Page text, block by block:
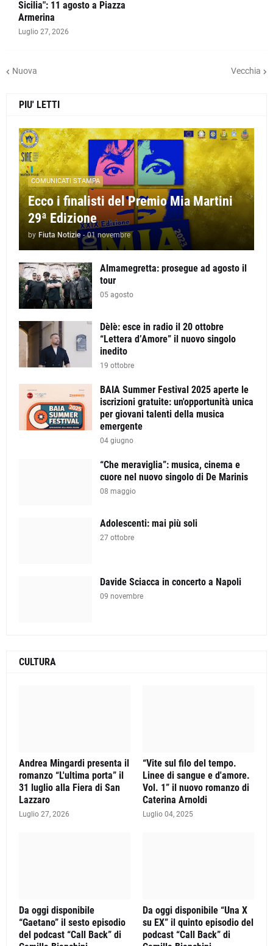
Sicilia": 11 agosto a Piazza
Armerina
Luglio 27, 2026
Nuova Vecchia
PIU' LETTI
COMUNICATI STAMPA
Ecco i finalisti del Premio Mia Martini
29ª Edizione
by Fiuta Notizie - 01 novembre
Almamegretta: prosegue ad agosto il
tour
05 agosto
Dèlè: esce in radio il 20 ottobre
“Lettera d’Amore” il nuovo singolo
inedito
19 ottobre
BAIA Summer Festival 2025 aperte le
iscrizioni gratuite: un'opportunità unica
per giovani talenti della musica
emergente
04 giugno
“Che meraviglia”: musica, cinema e
cuore nel nuovo singolo di De Marinis
08 maggio
Adolescenti: mai più soli
27 ottobre
Davide Sciacca in concerto a Napoli
09 novembre
CULTURA
Andrea Mingardi presenta il
romanzo “L'ultima porta” il
31 luglio alla Fiera di San
Lazzaro
Luglio 27, 2026
“Vite sul filo del tempo.
Linee di sangue e d'amore.
Vol. 1” il nuovo romanzo di
Caterina Arnoldi
Luglio 04, 2025
Da oggi disponibile
“Gaetano” il sesto episodio
del podcast “Call Back” di
Da oggi disponibile “Una X
su EX” il quinto episodio del
podcast “Call Back” di